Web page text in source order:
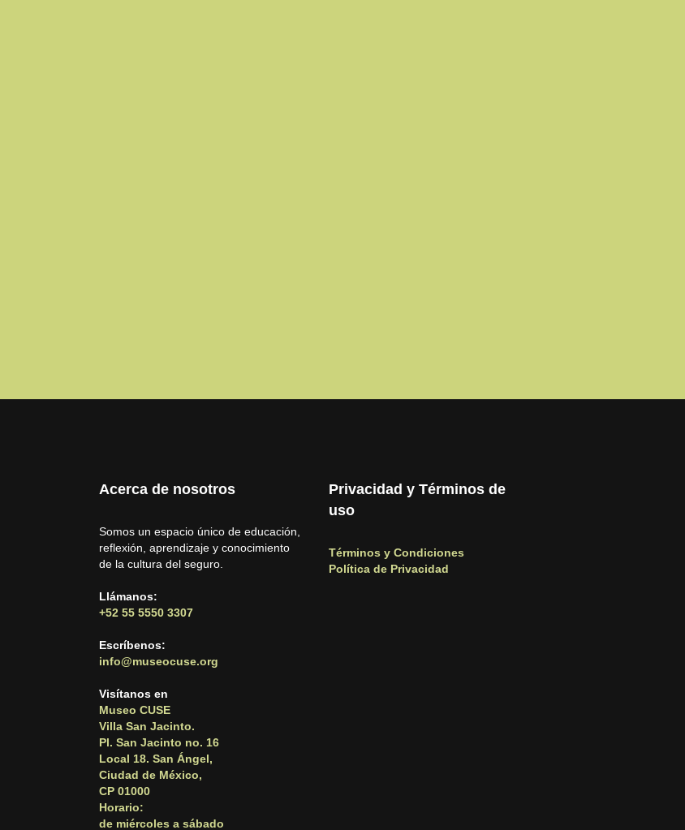
Acerca de nosotros
Somos un espacio único de educación,
reflexión, aprendizaje y conocimiento
de la cultura del seguro.
Llámanos:
+52 55 5550 3307
Escríbenos:
info@museocuse.org
Visítanos en
Museo CUSE
Villa San Jacinto.
Pl. San Jacinto no. 16
Local 18. San Ángel,
Ciudad de México,
CP 01000
Horario:
de miércoles a sábado
Privacidad y Términos de
uso
Términos y Condiciones
Política de Privacidad